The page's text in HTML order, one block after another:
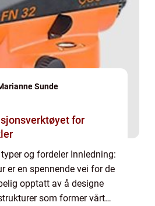
Sunde
og fordeler Innledning:
er en spennende vei for de
opptatt av å designe
som former vårt